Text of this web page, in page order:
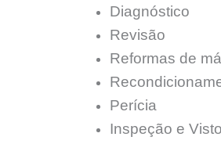
Diagnóstico
Revisão
Reformas de
Perícia
Inspeção e